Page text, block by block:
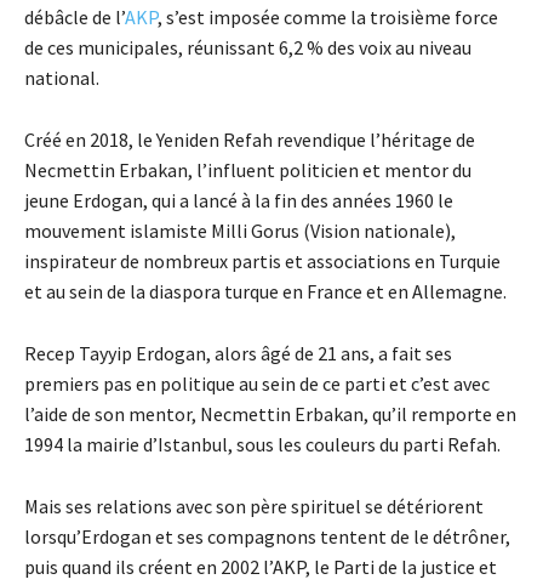
débâcle de l’AKP, s’est imposée comme la troisième force
de ces municipales, réunissant 6,2 % des voix au niveau
national.
Créé en 2018, le Yeniden Refah revendique l’héritage de
Necmettin Erbakan, l’influent politicien et mentor du
jeune Erdogan, qui a lancé à la fin des années 1960 le
mouvement islamiste Milli Gorus (Vision nationale),
inspirateur de nombreux partis et associations en Turquie
et au sein de la diaspora turque en France et en Allemagne.
Recep Tayyip Erdogan, alors âgé de 21 ans, a fait ses
premiers pas en politique au sein de ce parti et c’est avec
l’aide de son mentor, Necmettin Erbakan, qu’il remporte en
1994 la mairie d’Istanbul, sous les couleurs du parti Refah.
Mais ses relations avec son père spirituel se détériorent
lorsqu’Erdogan et ses compagnons tentent de le détrôner,
puis quand ils créent en 2002 l’AKP, le Parti de la justice et